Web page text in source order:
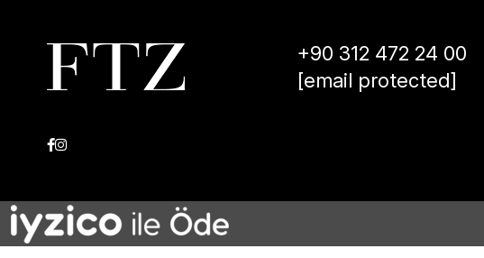
+90 312 472 24 00
[email protected]